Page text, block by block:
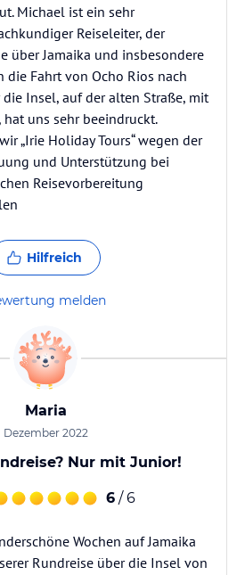
Michael ist ein sehr
Reiseleiter, der
über Jamaika und insbesondere
die Fahrt von Ocho Rios nach
Insel, auf der alten Straße, mit
uns sehr beeindruckt.
„Irie Holiday Tours“ wegen der
und Unterstützung bei
Reisevorbereitung
Hilfreich
melden
Maria
Dezember 2022
Nur mit Junior!
6 / 6
Wochen auf Jamaika
Rundreise über die Insel von